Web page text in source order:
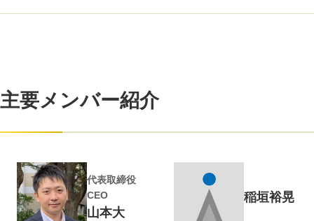
主要メンバー紹介
代表取締役
CEO
山本大
稲垣裕晃